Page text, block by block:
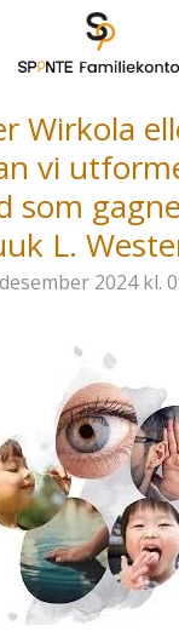
Wirkola
vi
som
L.
2024 kl.